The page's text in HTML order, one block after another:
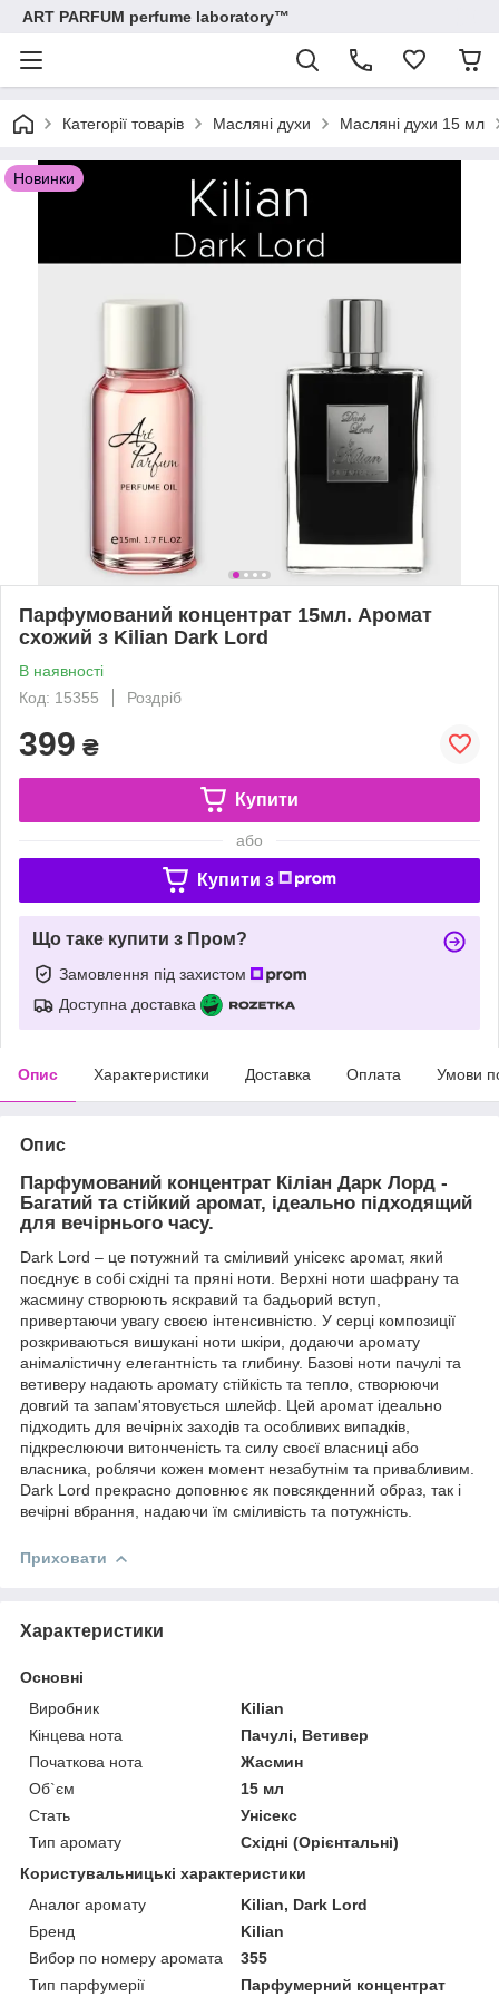
ART PARFUM perfume laboratory™
Категорії товарів Масляні духи Масляні духи 15 мл
Новинки
Парфумований концентрат 15мл. Аромат
схожий з Kilian Dark Lord
В наявності
Код: 15355
Роздріб
399 ₴
Купити
або
Купити з
Що таке купити з Пром?
Замовлення під захистом
Доступна доставка
Опис Характеристики Доставка Оплата Умови
Опис
Парфумований концентрат Кіліан Дарк Лорд -
Багатий та стійкий аромат, ідеально підходящий
для вечірнього часу.
Dark Lord – це потужний та сміливий унісекс аромат, який
поєднує в собі східні та пряні ноти. Верхні ноти шафрану та
жасмину створюють яскравий та бадьорий вступ,
привертаючи увагу своєю інтенсивністю. У серці композиції
розкриваються вишукані ноти шкіри, додаючи аромату
анімалістичну елегантність та глибину. Базові ноти пачулі та
ветиверу надають аромату стійкість та тепло, створюючи
довгий та запам'ятовується шлейф. Цей аромат ідеально
підходить для вечірніх заходів та особливих випадків,
підкреслюючи витонченість та силу своєї власниці або
власника, роблячи кожен момент незабутнім та привабливим.
Dark Lord прекрасно доповнює як повсякденний образ, так і
вечірні вбрання, надаючи їм сміливість та потужність.
Приховати
Характеристики
Основні
Виробник
Kilian
Кінцева нота
Пачулі, Ветивер
Початкова нота
Жасмин
Об`єм
15 мл
Стать
Унісекс
Тип аромату
Східні (Орієнтальні)
Користувальницькі характеристики
Аналог аромату
Kilian, Dark Lord
Бренд
Kilian
Вибор по номеру аромата
355
Тип парфумерії
Парфумерний концентрат